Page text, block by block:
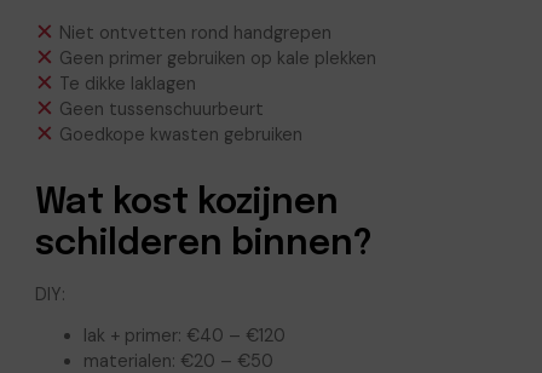
Niet ontvetten rond handgrepen
Geen primer gebruiken op kale plekken
Te dikke laklagen
Geen tussenschuurbeurt
Goedkope kwasten gebruiken
Wat kost kozijnen
schilderen binnen?
DIY:
lak + primer: €40 – €120
materialen: €20 – €50